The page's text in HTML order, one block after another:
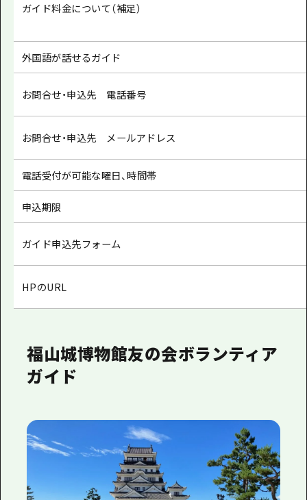
ガイド料金について（補足）
外国語が話せるガイド
お問合せ・申込先 電話番号
お問合せ・申込先 メールアドレス
電話受付が可能な曜日、時間帯
申込期限
ガイド申込先フォーム
HPのURL
福山城博物館友の会ボランティア
ガイド